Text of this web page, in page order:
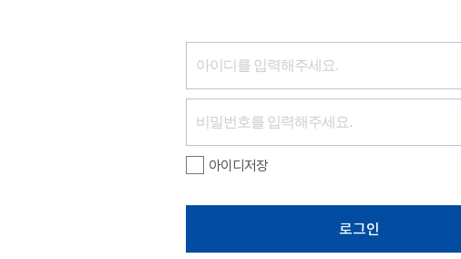
아이디저장
로그인